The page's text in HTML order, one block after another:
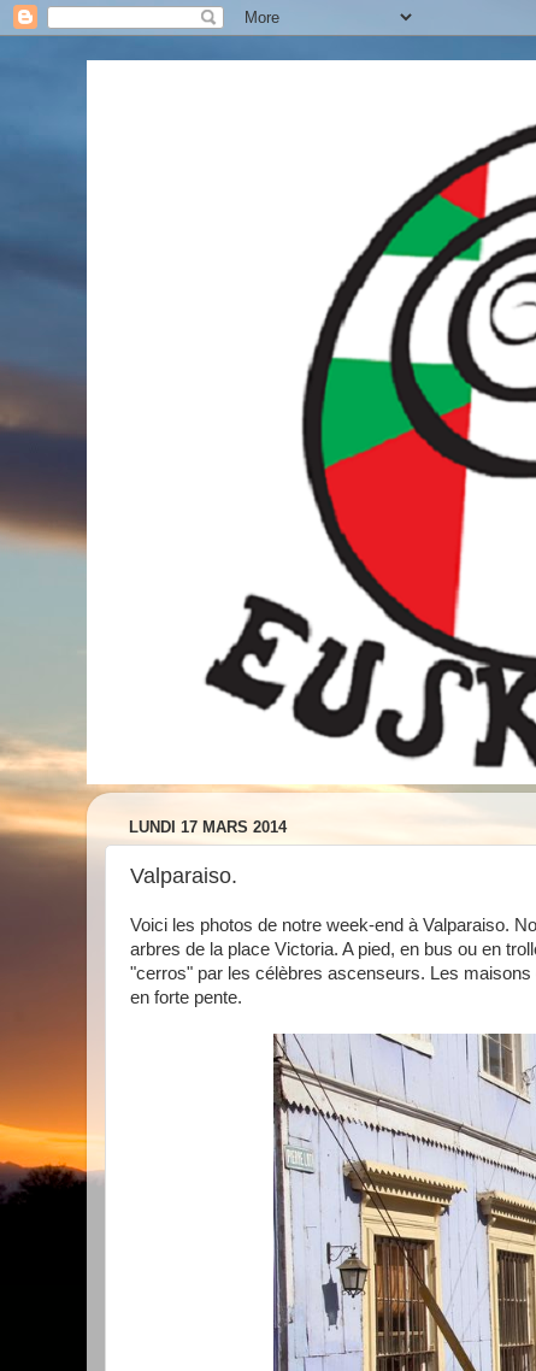
LUNDI 17 MARS 2014
Valparaiso.
Voici les photos de notre week-end à Valparaiso.
arbres de la place Victoria. A pied, en bus ou en
"cerros" par les célèbres ascenseurs. Les
en forte pente.